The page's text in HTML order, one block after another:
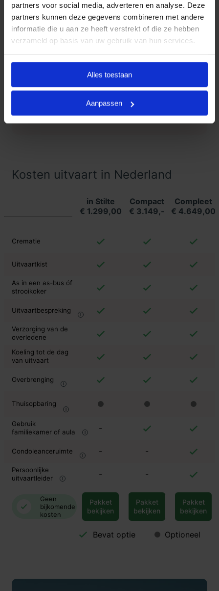
partners voor social media, adverteren en analyse. Deze
partners kunnen deze gegevens combineren met andere
informatie die u aan ze heeft verstrekt of die ze hebben
verzameld op basis van uw gebruik van hun services.
Alles toestaan
Aanpassen
Klanten Vertellen
Goedkope Uitvaart24, onderdeel
met met meer dan 1400
Vertellen
Kosten uitvaart in Nederland
in Stilte
€ 1.299,00
Compact
€ 3.149,-
Compleet
€ 4.649,00
Crematie
Uitvaartkist
As in een as-bus óf
strooikoker
Uitvaartbespreking
Verzorging van de
overledene
Koeling tot de dag
van uitvaart
Overbrenging
Thuisopbaring
Gebruik
familiekamer of aula
-
Condoleanceruimte - -
Persoonlijke
uitvaartleider
- -
Geen
bijkomende
kosten
Pakket
bekijken
Pakket
bekijken
Pakket
bekijken
Bevat optie Optioneel